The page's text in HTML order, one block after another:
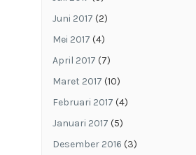
Juni 2017 (2)
Mei 2017 (4)
April 2017 (7)
Maret 2017 (10)
Februari 2017 (4)
Januari 2017 (5)
Desember 2016 (3)